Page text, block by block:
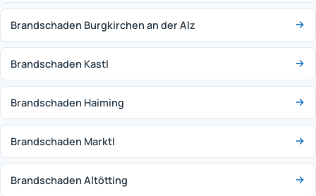
Brandschaden Burgkirchen an der Alz
Brandschaden Kastl
Brandschaden Haiming
Brandschaden Marktl
Brandschaden Altötting